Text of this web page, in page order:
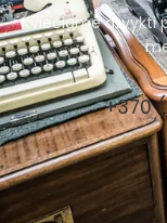
Kviečiame atvykti
+370